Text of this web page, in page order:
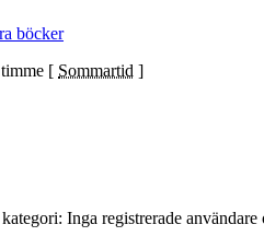
böcker
[ Sommartid ]
Inga registrerade användare